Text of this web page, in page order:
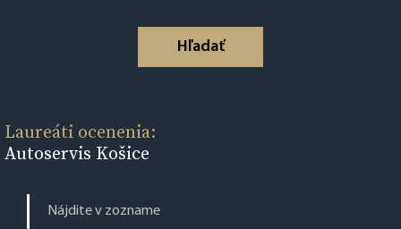
Hľadať
Laureáti ocenenia:
Autoservis Košice